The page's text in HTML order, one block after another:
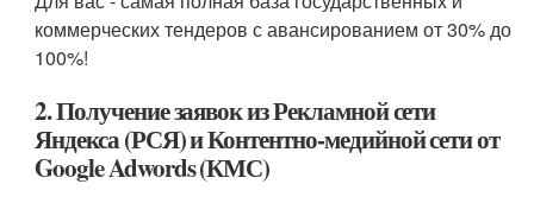
коммерческих тендеров с авансированием от 30% до
100%!
2. Получение заявок из Рекламной сети
Яндекса (РСЯ) и Контентно-медийной сети от
Google Adwords (КМС)